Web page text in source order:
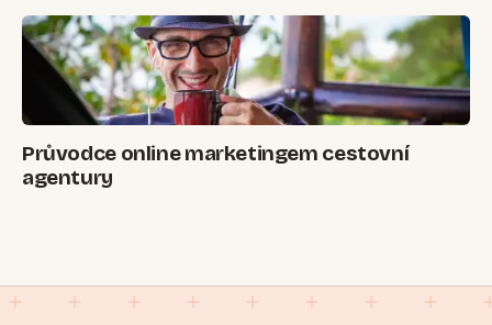
Průvodce online marketingem cestovní
agentury